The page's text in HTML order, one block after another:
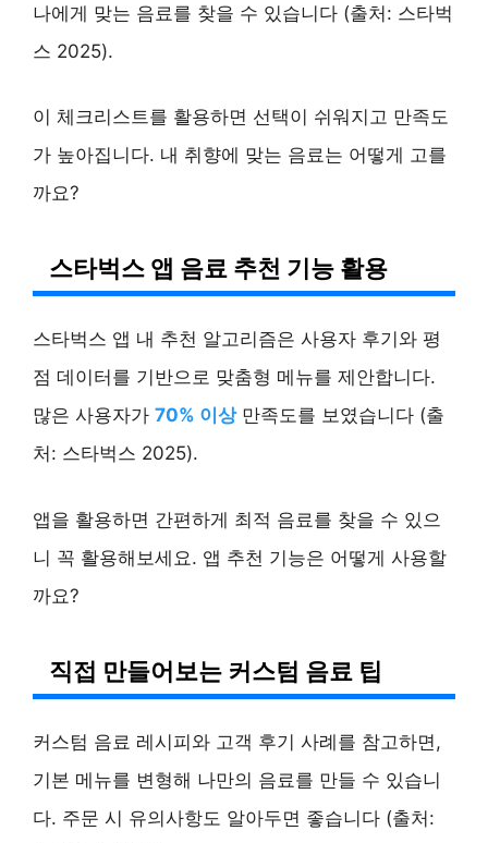
나에게 맞는 음료를 찾을 수 있습니다 (출처: 스타벅
스 2025).
이 체크리스트를 활용하면 선택이 쉬워지고 만족도
가 높아집니다. 내 취향에 맞는 음료는 어떻게 고를
까요?
스타벅스 앱 음료 추천 기능 활용
스타벅스 앱 내 추천 알고리즘은 사용자 후기와 평
점 데이터를 기반으로 맞춤형 메뉴를 제안합니다.
많은 사용자가 70% 이상만족도를 보였습니다 (출
처: 스타벅스 2025).
앱을 활용하면 간편하게 최적 음료를 찾을 수 있으
니 꼭 활용해보세요. 앱 추천 기능은 어떻게 사용할
까요?
직접 만들어보는 커스텀 음료 팁
커스텀 음료 레시피와 고객 후기 사례를 참고하면,
기본 메뉴를 변형해 나만의 음료를 만들 수 있습니
다. 주문 시 유의사항도 알아두면 좋습니다 (출처: